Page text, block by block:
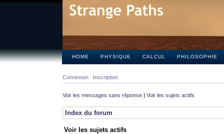
HOME PHYSIQUE CALCUL PHILOSOPHIE
Connexion Inscription
Voir les messages sans réponse | Voir les sujets actifs
Index du forum
Voir les sujets actifs